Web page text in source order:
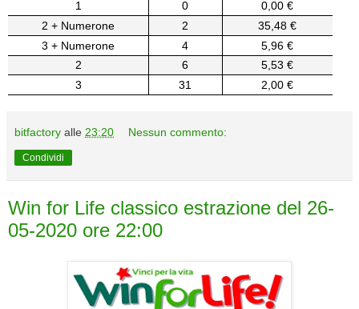
1
0
0,00 €
2 + Numerone
2
35,48 €
3 + Numerone
4
5,96 €
2
6
5,53 €
3
31 2,00 €
bitfactory alle 23:20 Nessun commento:
Condividi
Win for Life classico estrazione del 26-
05-2020 ore 22:00